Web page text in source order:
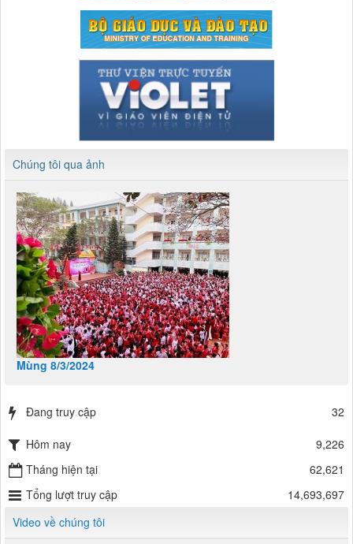
Chúng tôi qua ảnh
Mùng 8/3/2024
Đang truy cập 32
Hôm nay
9,226
Tháng hiện tại
62,621
Tổng lượt truy cập
14,693,697
Video về chúng tôi